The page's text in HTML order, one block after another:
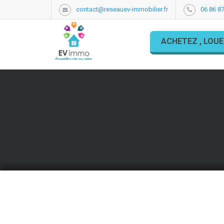
contact@reseauev-immobilier.fr 06 86
ACHETEZ ,